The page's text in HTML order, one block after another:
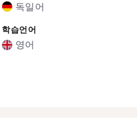
독일어
학습언어
영어